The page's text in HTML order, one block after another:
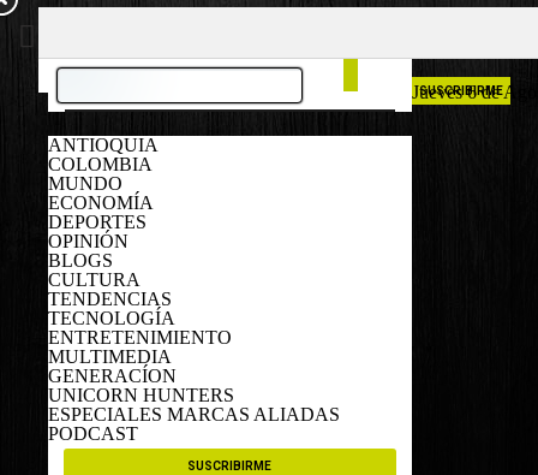
ANTIOQUIA
COLOMBIA
MUNDO
ECONOMÍA
DEPORTES
OPINIÓN
BLOGS
CULTURA
TENDENCIAS
TECNOLOGÍA
ENTRETENIMIENTO
MULTIMEDIA
GENERACÍON
UNICORN HUNTERS
ESPECIALES MARCAS ALIADAS
PODCAST
SUSCRIBIRME
Jueves 6 de
SUSCRIBIRME